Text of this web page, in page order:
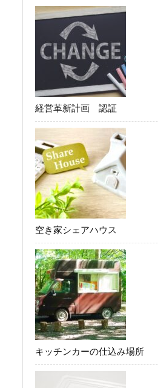
経営革新計画 認証
空き家シェアハウス
キッチンカーの仕込み場所